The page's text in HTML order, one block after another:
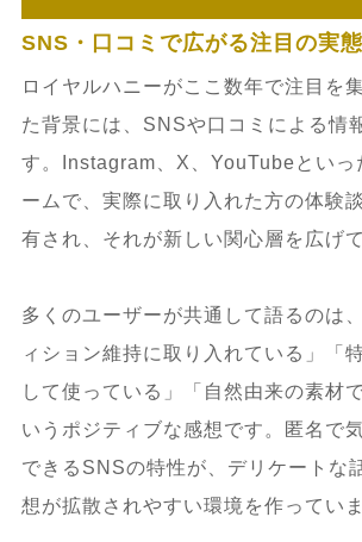
SNS・口コミで広がる注目の実態
ロイヤルハニーがここ数年で注目を
た背景には、SNSや口コミによる情
す。Instagram、X、YouTubeといっ
ームで、実際に取り入れた方の体験
有され、それが新しい関心層を広げ
多くのユーザーが共通して語るのは
ィション維持に取り入れている」「
して使っている」「自然由来の素材
いうポジティブな感想です。匿名で
できるSNSの特性が、デリケートな
想が拡散されやすい環境を作っていま